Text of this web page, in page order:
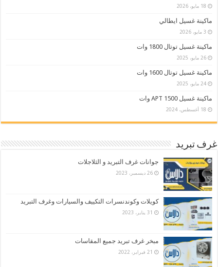
18 مايو، 2026
ماكينة غسيل ايطالي
3 مايو، 2026
ماكينة غسيل توتال 1800 وات
26 مايو، 2025
ماكينة غسيل توتال 1600 وات
24 مايو، 2025
ماكينة غسيل APT 1500 وات
18 أغسطس، 2024
غرف تبريد
جوانات غرف التبريد و الثلاجلات
26 ديسمبر، 2023
كويلات وكوندنسرات التكييف والسيارات وغرف التبريد
31 يناير، 2023
مبخر غرف تبريد جميع المقاسات
21 فبراير، 2022